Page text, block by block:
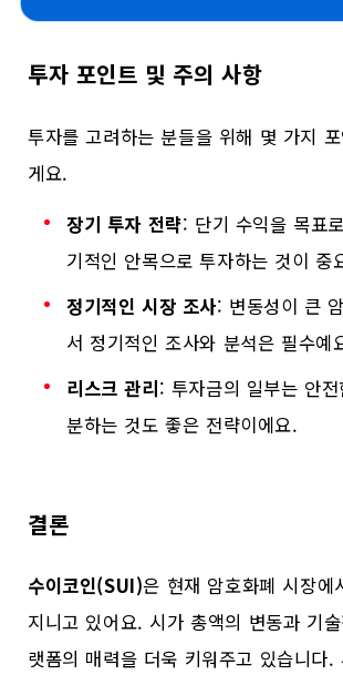
투자 포인트 및 주의 사항
투자를 고려하는 분들을 위해 몇 가지
게요.
장기 투자 전략: 단기 수익을 목표
기적인 안목으로 투자하는 것이 중
정기적인 시장 조사: 변동성이 큰
서 정기적인 조사와 분석은 필수예
리스크 관리: 투자금의 일부는 안
분하는 것도 좋은 전략이에요.
결론
수이코인(SUI)은 현재 암호화폐 시장에
지니고 있어요. 시가 총액의 변동과 기
랫폼의 매력을 더욱 키워주고 있습니다.